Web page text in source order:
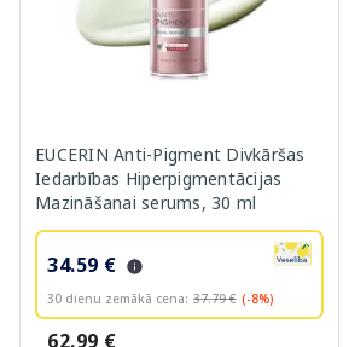
EUCERIN Anti-Pigment Divkāršas
Iedarbības Hiperpigmentācijas
Mazināšanai serums, 30 ml
34.59 €
30 dienu zemākā cena: 37.79 € (-8%)
62.99 €